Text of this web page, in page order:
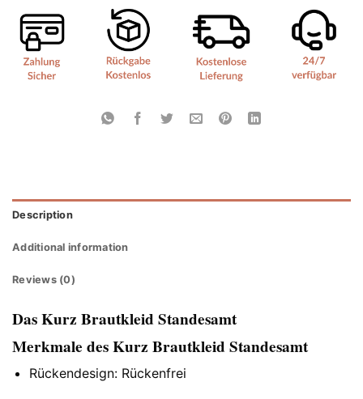
Description
Additional information
Reviews (0)
Das Kurz Brautkleid Standesamt
Merkmale des Kurz Brautkleid Standesamt
Rückendesign: Rückenfrei